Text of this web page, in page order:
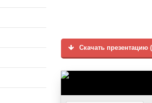
Скачать презентацию